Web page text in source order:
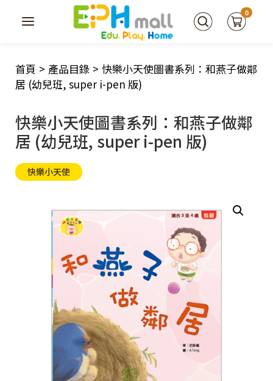
0
首頁 > 產品目錄 > 快樂小天使圖書系列：和燕子做鄰
居 (幼兒班, super i-pen 版)
快樂小天使圖書系列：和燕子做鄰
居 (幼兒班, super i-pen 版)
快樂小天使